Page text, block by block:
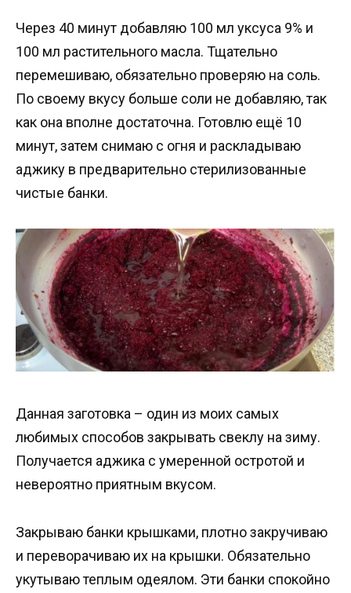
Через 40 минут добавляю 100 мл уксуса 9% и
100 мл растительного масла. Тщательно
перемешиваю, обязательно проверяю на соль.
По своему вкусу больше соли не добавляю, так
как она вполне достаточна. Готовлю ещё 10
минут, затем снимаю с огня и раскладываю
аджику в предварительно стерилизованные
чистые банки.
Данная заготовка – один из моих самых
любимых способов закрывать свеклу на зиму.
Получается аджика с умеренной остротой и
невероятно приятным вкусом.
Закрываю банки крышками, плотно закручиваю
и переворачиваю их на крышки. Обязательно
укутываю теплым одеялом. Эти банки спокойно